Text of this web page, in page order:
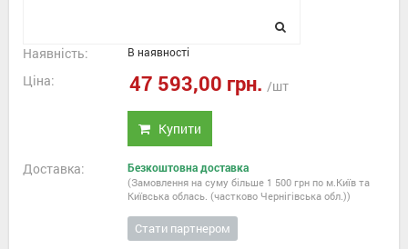
Наявність: В наявності
Ціна: 47 593,00 грн. /шт
Купити
Доставка: Безкоштовна доставка
(Замовлення на суму більше 1 500 грн по м.Київ та
Київська облась. (частково Чернігівська обл.))
Стати партнером